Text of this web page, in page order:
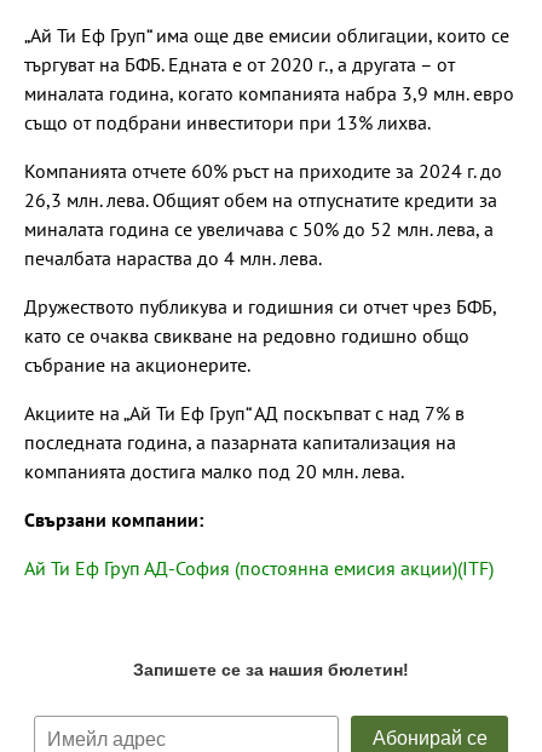
„Ай Ти Еф Груп“ има още две емисии облигации, които се
търгуват на БФБ. Едната е от 2020 г., а другата – от
миналата година, когато компанията набра 3,9 млн. евро
също от подбрани инвеститори при 13% лихва.
Компанията отчете 60% ръст на приходите за 2024 г. до
26,3 млн. лева. Общият обем на отпуснатите кредити за
миналата година се увеличава с 50% до 52 млн. лева, а
печалбата нараства до 4 млн. лева.
Дружеството публикува и годишния си отчет чрез БФБ,
като се очаква свикване на редовно годишно общо
събрание на акционерите.
Акциите на „Ай Ти Еф Груп“ АД поскъпват с над 7% в
последната година, а пазарната капитализация на
компанията достига малко под 20 млн. лева.
Свързани компании:
Ай Ти Еф Груп АД-София (постоянна емисия акции)(ITF)